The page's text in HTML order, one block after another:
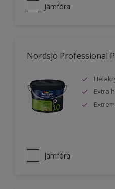
Jämföra
Nordsjö Professional
Extra
Jämföra